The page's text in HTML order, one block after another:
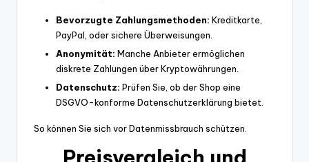
Bevorzugte Zahlungsmethoden: Kreditkarte,
PayPal, oder sichere Überweisungen.
Anonymität: Manche Anbieter ermöglichen
diskrete Zahlungen über Kryptowährungen.
Datenschutz: Prüfen Sie, ob der Shop eine
DSGVO-konforme Datenschutzerklärung bietet.
So können Sie sich vor Datenmissbrauch schützen.